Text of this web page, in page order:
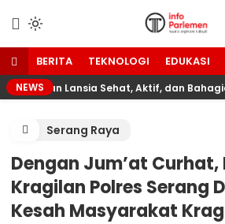
konten
Info Parlemen
Suara Aspirasi
BERITA TEKNOLOGI EDUKASI
NEWS Lansia Sehat, Aktif, dan Bahagia
Serang Raya
Dengan Jum’at Curhat,
Kragilan Polres Serang
Kesah Masyarakat